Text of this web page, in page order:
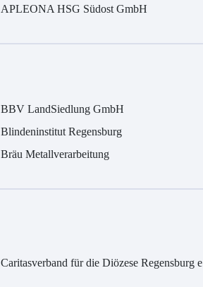
APLEONA HSG Südost GmbH
BBV LandSiedlung GmbH
Blindeninstitut Regensburg
Bräu Metallverarbeitung
Caritasverband für die Diözese Regensburg